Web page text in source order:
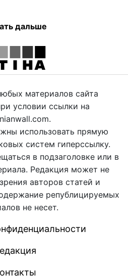
дальше
материалов сайта
условии ссылки на
использовать прямую
систем гиперссылку.
в подзаголовке или в
Редакция может не
авторов статей и
републицируемых
не несет.